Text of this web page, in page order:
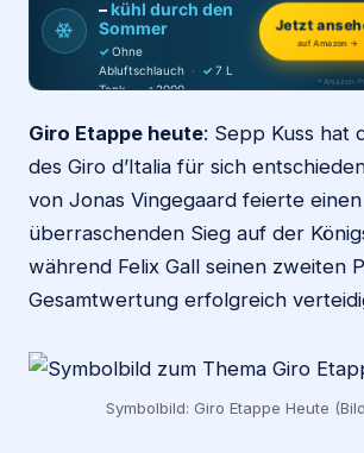
Login
Firma eintragen
❄
–kühl durch den
Sommer
✓ Ohne
Abluftschlauch · ✓ 7 L
Tank · ✓2000
Jetzt
auf Amazon →
* Amazon-
Giro Etappe heute: Sepp Kuss hat
des Giro d’Italia für sich
von Jonas Vingegaard feierte einen
überraschenden Sieg auf der
während Felix Gall seinen zweiten
Gesamtwertung erfolgreich
Symbolbild: Giro Etappe Heute